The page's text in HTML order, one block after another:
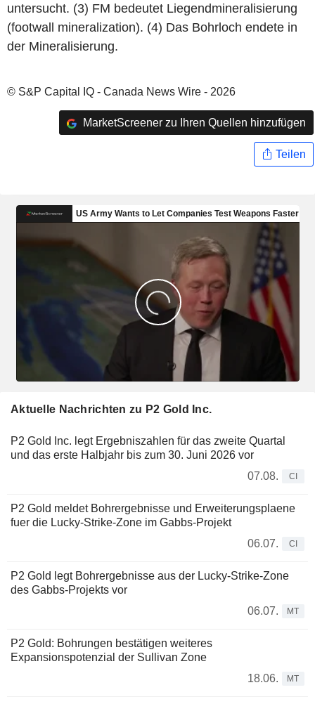
untersucht. (3) FM bedeutet Liegendmineralisierung
(footwall mineralization). (4) Das Bohrloch endete in
der Mineralisierung.
© S&P Capital IQ - Canada News Wire - 2026
MarketScreener zu Ihren Quellen hinzufügen
Teilen
Aktuelle Nachrichten zu P2 Gold Inc.
P2 Gold Inc. legt Ergebniszahlen für das zweite Quartal
und das erste Halbjahr bis zum 30. Juni 2026 vor
07.08.
CI
P2 Gold meldet Bohrergebnisse und Erweiterungsplaene
fuer die Lucky-Strike-Zone im Gabbs-Projekt
06.07.
CI
P2 Gold legt Bohrergebnisse aus der Lucky-Strike-Zone
des Gabbs-Projekts vor
06.07.
MT
P2 Gold: Bohrungen bestätigen weiteres
Expansionspotenzial der Sullivan Zone
18.06.
MT